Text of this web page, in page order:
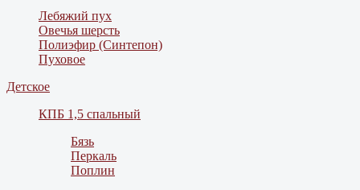
Лебяжий пух
Овечья шерсть
Полиэфир (Синтепон)
Пуховое
Детское
КПБ 1,5 спальный
Бязь
Перкаль
Поплин